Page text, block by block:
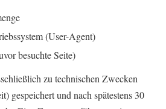
(User-Agent)
besuchte Seite)
zu technischen Zwecken
gespeichert und nach spätestens 30